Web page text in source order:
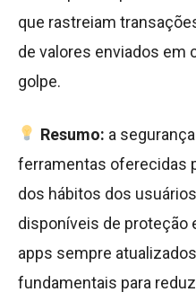
que rastreiam
de valores enviados em
golpe.
Resumo: a
ferramentas oferecidas
dos hábitos dos
disponíveis de proteção
apps sempre
fundamentais para